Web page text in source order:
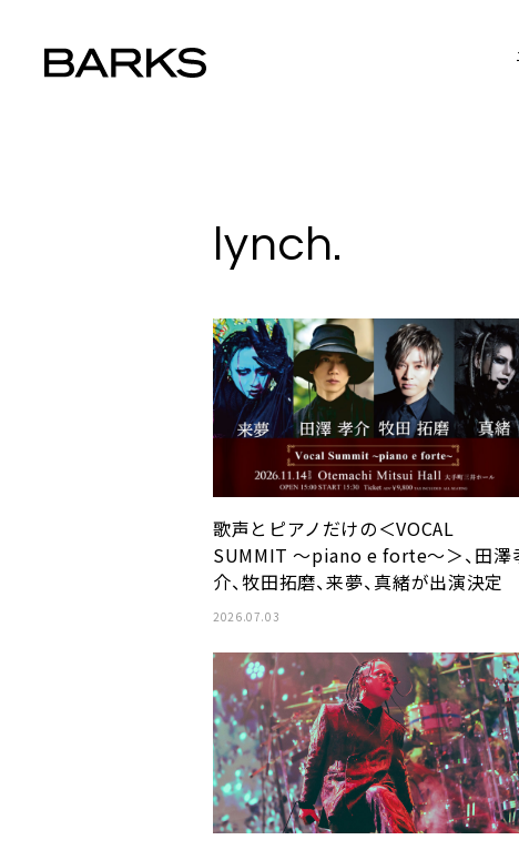
lynch.
歌声とピアノだけの＜VOCAL
SUMMIT ～piano e forte～＞、田澤
介、牧田拓磨、来夢、真緒が出演決定
2026.07.03